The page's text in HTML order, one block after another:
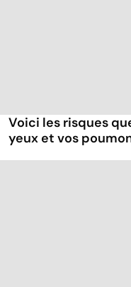
Voici les risques
yeux et vos